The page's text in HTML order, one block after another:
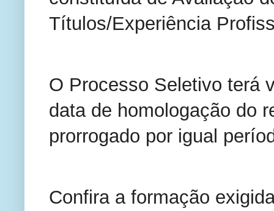
Títulos/Experiência
O Processo Seletivo terá
data de homologação do
prorrogado por igual
Confira a formação